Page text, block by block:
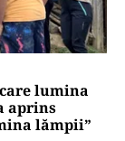
lumina
aprins
lămpii”